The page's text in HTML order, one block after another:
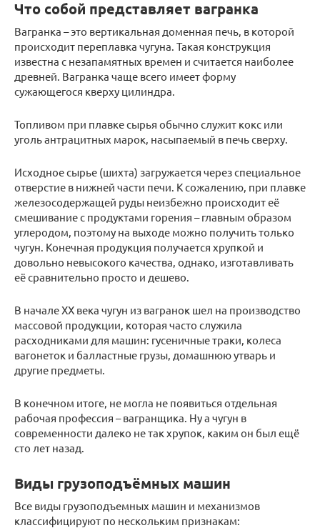
Что собой представляет вагранка
Вагранка – это вертикальная доменная печь, в которой
происходит переплавка чугуна. Такая конструкция
известна с незапамятных времен и считается наиболее
древней. Вагранка чаще всего имеет форму
сужающегося кверху цилиндра.
Топливом при плавке сырья обычно служит кокс или
уголь антрацитных марок, насыпаемый в печь сверху.
Исходное сырье (шихта) загружается через специальное
отверстие в нижней части печи. К сожалению, при плавке
железосодержащей руды неизбежно происходит её
смешивание с продуктами горения – главным образом
углеродом, поэтому на выходе можно получить только
чугун. Конечная продукция получается хрупкой и
довольно невысокого качества, однако, изготавливать
её сравнительно просто и дешево.
В начале XX века чугун из вагранок шел на производство
массовой продукции, которая часто служила
расходниками для машин: гусеничные траки, колеса
вагонеток и балластные грузы, домашнюю утварь и
другие предметы.
В конечном итоге, не могла не появиться отдельная
рабочая профессия – вагранщика. Ну а чугун в
современности далеко не так хрупок, каким он был ещё
сто лет назад.
Виды грузоподъёмных машин
Все виды грузоподъемных машин и механизмов
классифицируют по нескольким признакам: